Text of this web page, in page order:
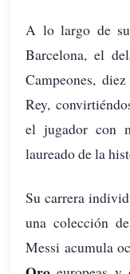
A lo largo de
Barcelona, el
Campeones,
Rey,
el jugador con
laureado de la
Su carrera
una colección
Messi acumula